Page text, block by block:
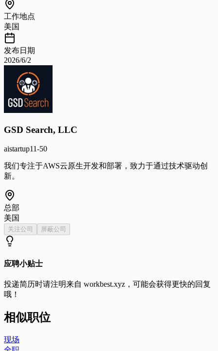
工作地点
美国
发布日期
2026/6/2
GSD Search, LLC
aistartup11-50
我们专注于AWS云原生开发和部署，致力于通过技术驱动创
新。
总部
美国
关注公司 屏蔽公司
应聘小贴士
投递简历时请注明来自 workbest.xyz ，可能会获得更快的回复
哦！
相似职位
现场